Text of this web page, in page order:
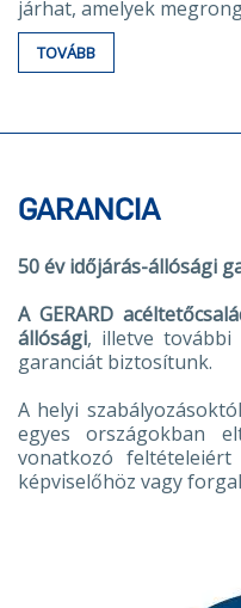
járhat, amelyek
TOVÁBB
GARANCIA
50 év időjárás-állósági
A GERARD
állósági, illetve további
garanciát biztosítunk.
A helyi
egyes országokban
vonatkozó
képviselőhöz vagy